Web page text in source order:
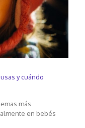
y cuándo
más
en bebés